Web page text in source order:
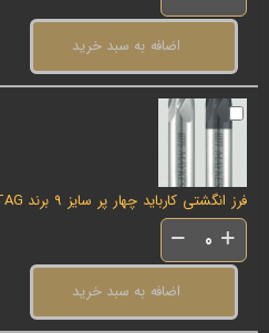
اضافه به سبد خرید
فرز انگشتی کارباید چهار پر سایز 9 برند MAYKESTAG اتریش
اضافه به سبد خرید